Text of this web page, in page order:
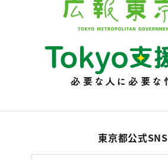
東京都公式SNS